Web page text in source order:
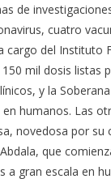
de
cuatro
cargo del Instituto
mil dosis listas
y la
humanos. Las
novedosa por su
que
a gran escala en